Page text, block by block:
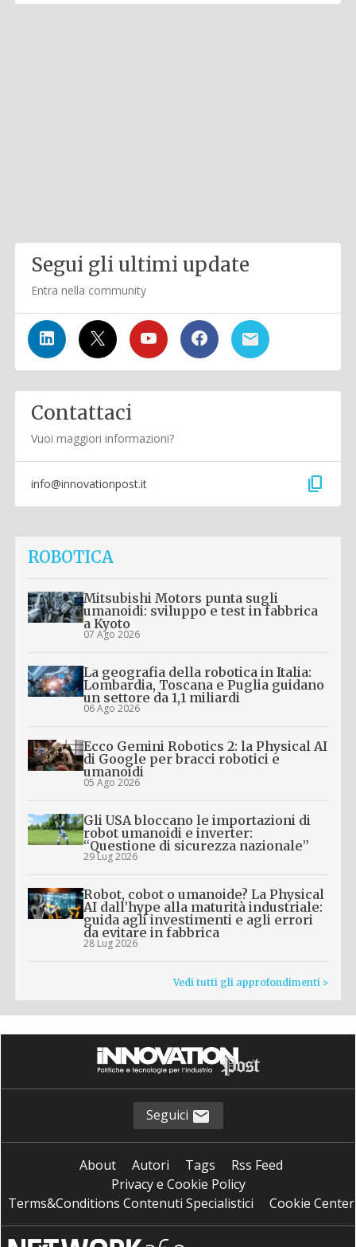
Segui gli ultimi update
Entra nella community
Contattaci
Vuoi maggiori informazioni?
info@innovationpost.it content_copy
ROBOTICA
Mitsubishi Motors punta sugli
umanoidi: sviluppo e test in fabbrica
a Kyoto
07 Ago 2026
La geografia della robotica in Italia:
Lombardia, Toscana e Puglia guidano
un settore da 1,1 miliardi
06 Ago 2026
Ecco Gemini Robotics 2: la Physical AI
di Google per bracci robotici e
umanoidi
05 Ago 2026
Gli USA bloccano le importazioni di
robot umanoidi e inverter:
“Questione di sicurezza nazionale”
29 Lug 2026
Robot, cobot o umanoide? La Physical
AI dall’hype alla maturità industriale:
guida agli investimenti e agli errori
da evitare in fabbrica
28 Lug 2026
Vedi tutti gli approfondimenti >
Seguici
About Autori Tags
Rss Feed
Privacy e Cookie Policy
Terms&Conditions Contenuti Specialistici
Cookie Center